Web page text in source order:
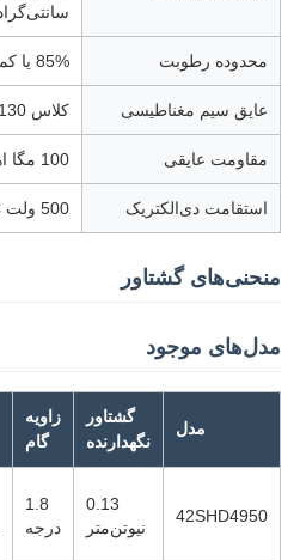
سانتی‌گراد
محدوده رطوبت 85% یا کمتر، بدون میعان
عایق سیم مغناطیسی کلاس B 130 درجه سانتی‌گراد
مقاومت عایقی 100 مگا اهم در 500 ولت DC
استقامت دی‌الکتریک 500 ولت DC برای 1 دقیقه
منحنی‌های گشتاور
مدل‌های موجود
مدل
گشتاور
نگهدارنده
زاویه
گام
42SHD4950
0.13
نیوتن‌متر
1.8
درجه